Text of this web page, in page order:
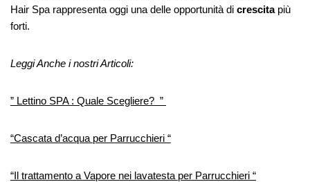
Hair Spa rappresenta oggi una delle opportunità di crescitapiù
forti.
Leggi Anche i nostri Articoli:
” Lettino SPA : Quale Scegliere? ”
“Cascata d’acqua per Parrucchieri “
“Il trattamento a Vapore nei lavatesta per Parrucchieri “